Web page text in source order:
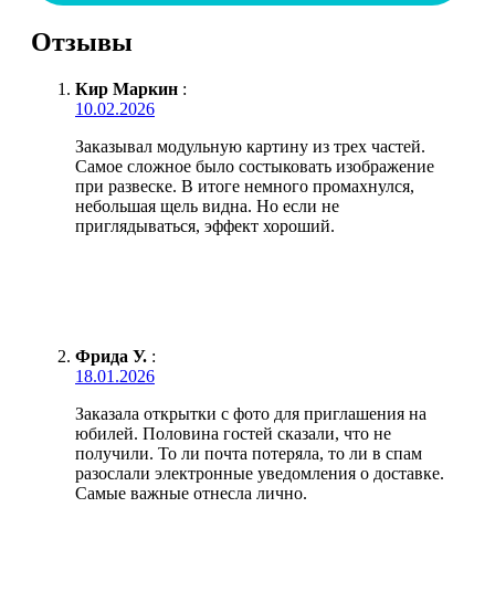
Отзывы
Кир Маркин :
10.02.2026
Заказывал модульную картину из трех частей.
Самое сложное было состыковать изображение
при развеске. В итоге немного промахнулся,
небольшая щель видна. Но если не
приглядываться, эффект хороший.
Фрида У. :
18.01.2026
Заказала открытки с фото для приглашения на
юбилей. Половина гостей сказали, что не
получили. То ли почта потеряла, то ли в спам
разослали электронные уведомления о доставке.
Самые важные отнесла лично.